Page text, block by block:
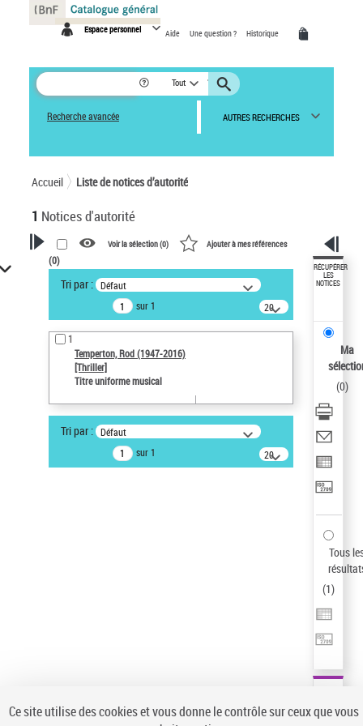
Espace personnel Aide Une question ? Historique
Tout
Recherche avancée AUTRES RECHERCHES
Accueil Liste de notices d’autorité
1 Notices d'autorité
VOTRE RECHERCHE
Recherche avancée dans les
notices d’autorité
Œuvres liées à l'auteur :
Temperton, Rod (1947-2016)
Auteur d’œuvre
Type de notice d'autorité
Œuvre
Pays
Voir la sélection (0) Ajouter à mes références
(0)
Tri par : Défaut
sur 1
20
résultats/page
1
Temperton, Rod (1947-2016)
[Thriller]
Titre uniforme musical
Tri par : Défaut
sur 1
20
résultats/page
RÉCUPÉRER
LES
NOTICES
Ma
(0)
Tous
(1)
Panneau de gestion des cookies
Ce site utilise des cookies et vous donne le contrôle sur ceux que vous